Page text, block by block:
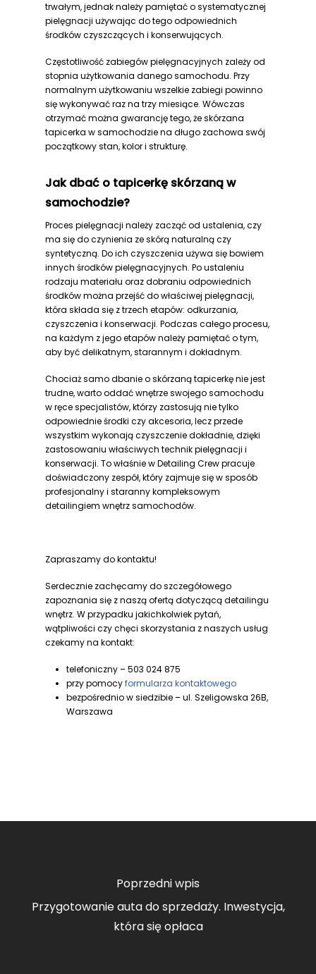
trwałym, jednak należy pamiętać o systematycznej
pielęgnacji używając do tego odpowiednich
środków czyszczących i konserwujących.
Częstotliwość zabiegów pielęgnacyjnych zależy od
stopnia użytkowania danego samochodu. Przy
normalnym użytkowaniu wszelkie zabiegi powinno
się wykonywać raz na trzy miesiące. Wówczas
otrzymać można gwarancję tego, że skórzana
tapicerka w samochodzie na długo zachowa swój
początkowy stan, kolor i strukturę.
Jak dbać o tapicerkę skórzaną w
samochodzie?
Proces pielęgnacji należy zacząć od ustalenia, czy
ma się do czynienia ze skórą naturalną czy
syntetyczną. Do ich czyszczenia używa się bowiem
innych środków pielęgnacyjnych. Po ustaleniu
rodzaju materiału oraz dobraniu odpowiednich
środków można przejść do właściwej pielęgnacji,
która składa się z trzech etapów: odkurzania,
czyszczenia i konserwacji. Podczas całego procesu,
na każdym z jego etapów należy pamiętać o tym,
aby być delikatnym, starannym i dokładnym.
Chociaż samo dbanie o skórzaną tapicerkę nie jest
trudne, warto oddać wnętrze swojego samochodu
w ręce specjalistów, którzy zastosują nie tylko
odpowiednie środki czy akcesoria, lecz przede
wszystkim wykonają czyszczenie dokładnie, dzięki
zastosowaniu właściwych technik pielęgnacji i
konserwacji. To właśnie w Detailing Crew pracuje
doświadczony zespół, który zajmuje się w sposób
profesjonalny i staranny kompleksowym
detailingiem wnętrz samochodów.
Zapraszamy do kontaktu!
Serdecznie zachęcamy do szczegółowego
zapoznania się z naszą ofertą dotyczącą detailingu
wnętrz. W przypadku jakichkolwiek pytań,
wątpliwości czy chęci skorzystania z naszych usług
czekamy na kontakt:
telefoniczny – 503 024 875
przy pomocyformularza kontaktowego
bezpośrednio w siedzibie – ul. Szeligowska 26B,
Warszawa
Poprzedni wpis
Przygotowanie auta do sprzedaży. Inwestycja,
która się opłaca